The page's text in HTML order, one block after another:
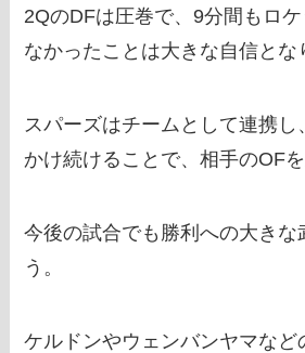
2QのDFは圧巻で、9分間もロ
なかったことは大きな自信とな
スパーズはチームとして連携し
かけ続けることで、相手のOF
今後の試合でも勝利への大きな
う。
ケルドンやウェンバンヤマなど